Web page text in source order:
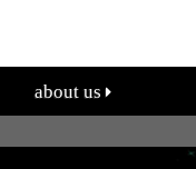
about us